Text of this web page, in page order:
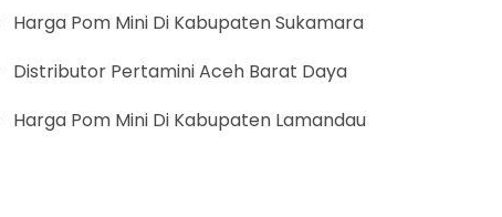
Harga Pom Mini Di Kabupaten Sukamara
Distributor Pertamini Aceh Barat Daya
Harga Pom Mini Di Kabupaten Lamandau